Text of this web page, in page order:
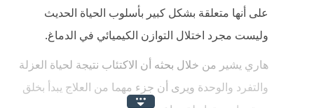
على أنها متعلقة بشكل كبير بأسلوب الحياة الحديث
وليست مجرد اختلال التوازن الكيميائي في الدماغ.
هاري يشير من خلال بحثه أن الاكتئاب نتيجة لحياة العزلة
والتفرد والوحدة ويرى أن جزء مهما من العلاج يبدأ بخلق